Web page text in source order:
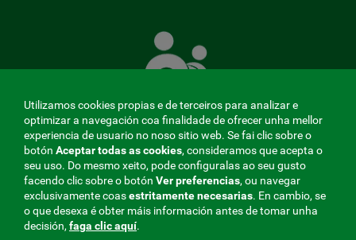
Mutua
que
MENÚ
REDES
Utilizamos cookies propias e de terceiros para analizar e
optimizar a navegación coa finalidade de ofrecer unha mellor
experiencia de usuario no noso sitio web. Se fai clic sobre o
botón Aceptar todas as cookies, consideramos que acepta o
seu uso. Do mesmo xeito, pode configuralas ao seu gusto
facendo clic sobre o botón Ver preferencias, ou navegar
exclusivamente coasestritamentenecesarias. En cambio, se
o que desexa é obter máis información antes de tomar unha
decisión, faga clic aquí.